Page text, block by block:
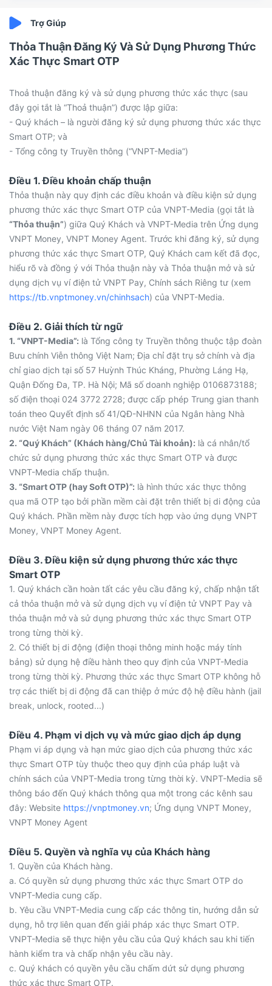
Thỏa Thuận Đăng Ký Và Sử Dụng Phương Thức
Xác Thực Smart OTP
Thoả thuận đăng ký và sử dụng phương thức xác thực (sau
đây gọi tắt là “Thoả thuận”) được lập giữa:
- Quý khách – là người đăng ký sử dụng phương thức xác thực
Smart OTP; và
- Tổng công ty Truyền thông (“VNPT-Media”)
Điều 1. Điều khoản chấp thuận
Thỏa thuận này quy định các điều khoản và điều kiện sử dụng
phương thức xác thực Smart OTP của VNPT-Media (gọi tắt là
“Thỏa thuận”) giữa Quý Khách và VNPT-Media trên Ứng dụng
VNPT Money, VNPT Money Agent. Trước khi đăng ký, sử dụng
phương thức xác thực Smart OTP, Quý Khách cam kết đã đọc,
hiểu rõ và đồng ý với Thỏa thuận này và Thỏa thuận mở và sử
dụng dịch vụ ví điện tử VNPT Pay, Chính sách Riêng tư (xem
https://tb.vnptmoney.vn/chinhsach) của VNPT-Media.
Điều 2. Giải thích từ ngữ
1. “VNPT-Media”: là Tổng công ty Truyền thông thuộc tập đoàn
Bưu chính Viễn thông Việt Nam; Địa chỉ đặt trụ sở chính và địa
chỉ giao dịch tại số 57 Huỳnh Thúc Kháng, Phường Láng Hạ,
Quận Đống Đa, TP. Hà Nội; Mã số doanh nghiệp 0106873188;
số điện thoại 024 3772 2728; được cấp phép Trung gian thanh
toán theo Quyết định số 41/QĐ-NHNN của Ngân hàng Nhà
nước Việt Nam ngày 06 tháng 07 năm 2017.
2. “Quý Khách” (Khách hàng/Chủ Tài khoản): là cá nhân/tổ
chức sử dụng phương thức xác thực Smart OTP và được
VNPT-Media chấp thuận.
3. “Smart OTP (hay Soft OTP)”: là hình thức xác thực thông
qua mã OTP tạo bởi phần mềm cài đặt trên thiết bị di động của
Quý khách. Phần mềm này được tích hợp vào ứng dụng VNPT
Money, VNPT Money Agent.
Điều 3. Điều kiện sử dụng phương thức xác thực
Smart OTP
1. Quý khách cần hoàn tất các yêu cầu đăng ký, chấp nhận tất
cả thỏa thuận mở và sử dụng dịch vụ ví điện tử VNPT Pay và
thỏa thuận mở và sử dụng phương thức xác thực Smart OTP
trong từng thời kỳ.
2. Có thiết bị di động (điện thoại thông minh hoặc máy tính
bảng) sử dụng hệ điều hành theo quy định của VNPT-Media
trong từng thời kỳ. Phương thức xác thực Smart OTP không hỗ
trợ các thiết bị di động đã can thiệp ở mức độ hệ điều hành (jail
break, unlock, rooted...)
Điều 4. Phạm vi dịch vụ và mức giao dịch áp dụng
Phạm vi áp dụng và hạn mức giao dịch của phương thức xác
thực Smart OTP tùy thuộc theo quy định của pháp luật và
chính sách của VNPT-Media trong từng thời kỳ. VNPT-Media sẽ
thông báo đến Quý khách thông qua một trong các kênh sau
đây: Website https://vnptmoney.vn; Ứng dụng VNPT Money,
VNPT Money Agent
Điều 5. Quyền và nghĩa vụ của Khách hàng
1. Quyền của Khách hàng.
a. Có quyền sử dụng phương thức xác thực Smart OTP do
VNPT-Media cung cấp.
b. Yêu cầu VNPT-Media cung cấp các thông tin, hướng dẫn sử
dụng, hỗ trợ liên quan đến giải pháp xác thực Smart OTP.
VNPT-Media sẽ thực hiện yêu cầu của Quý khách sau khi tiến
hành kiểm tra và chấp nhận yêu cầu này.
c. Quý khách có quyền yêu cầu chấm dứt sử dụng phương
thức xác thực Smart OTP.